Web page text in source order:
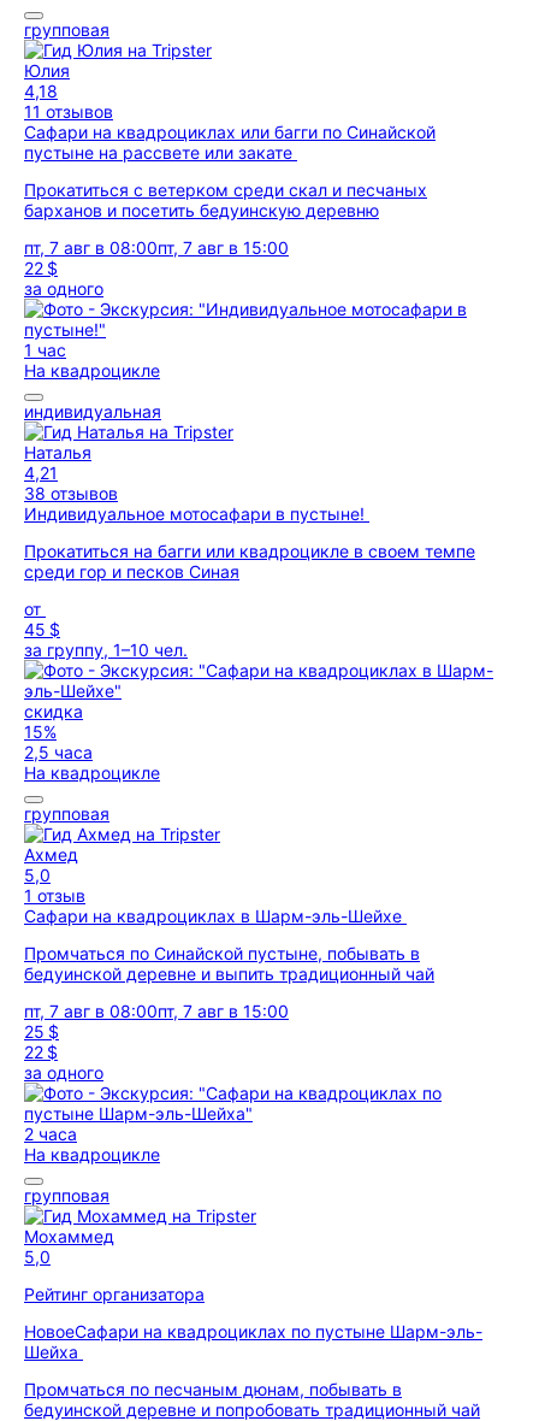
групповая
Юлия
4,18
11 отзывов
Сафари на квадроциклах или багги по Синайской
пустыне на рассвете или закате
Прокатиться с ветерком среди скал и песчаных
барханов и посетить бедуинскую деревню
пт, 7 авг в 08:00пт, 7 авг в 15:00
22 $
за одного
1 час
На квадроцикле
индивидуальная
Наталья
4,21
38 отзывов
Индивидуальное мотосафари в пустыне!
Прокатиться на багги или квадроцикле в своем темпе
среди гор и песков Синая
от
45 $
за группу, 1–10 чел.
скидка
15%
2,5 часа
На квадроцикле
групповая
Ахмед
5,0
1 отзыв
Сафари на квадроциклах в Шарм-эль-Шейхе
Промчаться по Синайской пустыне, побывать в
бедуинской деревне и выпить традиционный чай
пт, 7 авг в 08:00пт, 7 авг в 15:00
25 $
22 $
за одного
2 часа
На квадроцикле
групповая
Мохаммед
5,0
Рейтинг организатора
НовоеСафари на квадроциклах по пустыне Шарм-эль-
Шейха
Промчаться по песчаным дюнам, побывать в
бедуинской деревне и попробовать традиционный чай